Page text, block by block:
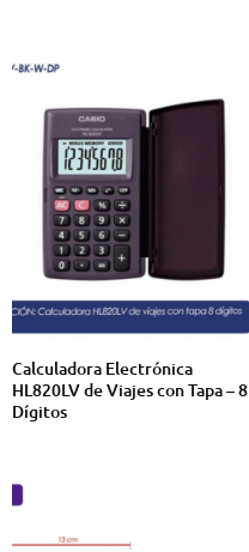
Calculadora Electrónica
HL820LV de Viajes con Tapa – 8
Dígitos